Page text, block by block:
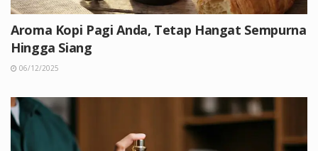
Aroma Kopi Pagi Anda, Tetap Hangat Sempurna
Hingga Siang
06/12/2025